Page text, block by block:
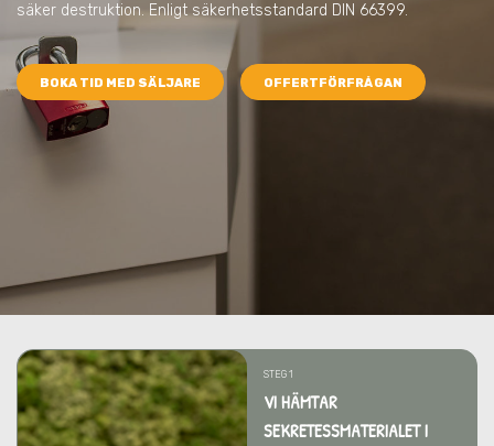
säker destruktion. Enligt säkerhetsstandard DIN 66399.
BOKA TID MED SÄLJARE OFFERTFÖRFRÅGAN
STEG 1
VI HÄMTAR
SEKRETESSMATERIALET I